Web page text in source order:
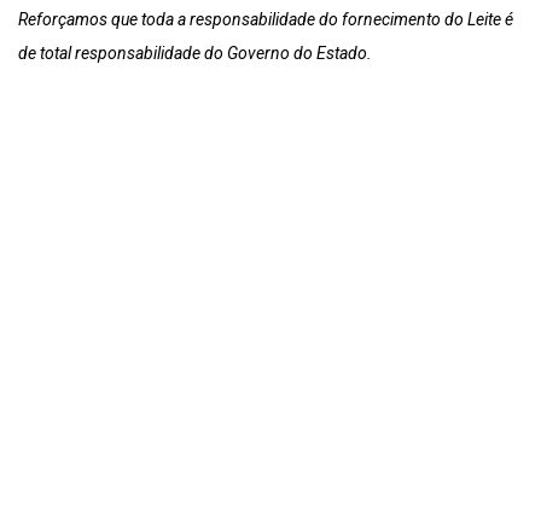
Reforçamos que toda a responsabilidade do fornecimento do Leite é
de total responsabilidade do Governo do Estado.